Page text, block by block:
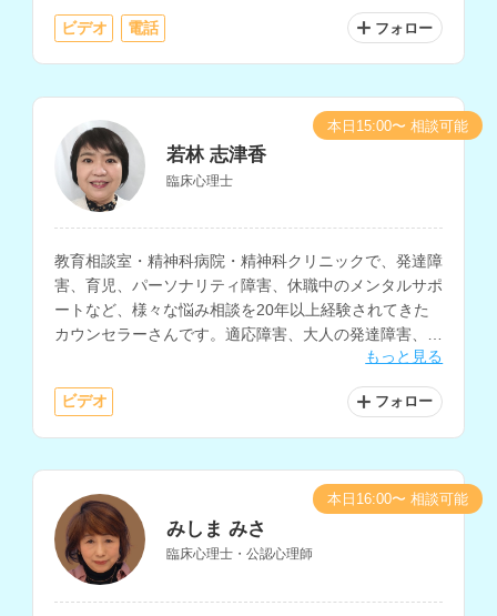
ビデオ 電話 フォロー
若林 志津香
臨床心理士
教育相談室・精神科病院・精神科クリニックで、発達障
害、育児、パーソナリティ障害、休職中のメンタルサポ
ートなど、様々な悩み相談を20年以上経験されてきた
カウンセラーさんです。適応障害、大人の発達障害、愛
着障害、子どもの問題行動、不登校の相談も得意とされ
もっと見る
ビデオ フォロー
本日15:00〜 相談可能
みしま みさ
臨床心理士・公認心理師
本日16:00〜 相談可能